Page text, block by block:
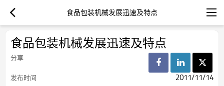
食品包装机械发展迅速及特点
食品包装机械发展迅速及特点
分享
发布时间
2011/11/14